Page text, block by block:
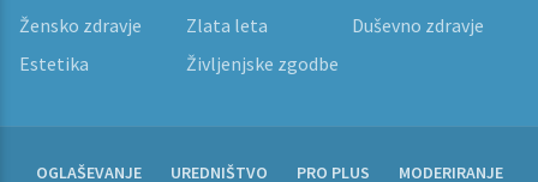
Žensko zdravje
Zlata leta
Duševno zdravje
Estetika
Življenjske zgodbe
OGLAŠEVANJE UREDNIŠTVO PRO PLUS MODERIRANJE